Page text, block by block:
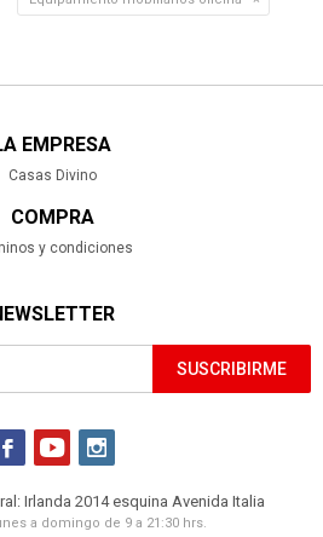
EMPRESA
Casas Divino
COMPRA
y condiciones
SUSCRIBIRME
  
Irlanda 2014 esquina Avenida Italia
a domingo de 9 a 21:30 hrs.